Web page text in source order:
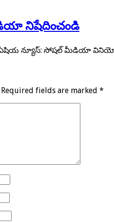
నిషేదించండి
న్యూస్: సోషల్ మీడియా
Required fields are marked *